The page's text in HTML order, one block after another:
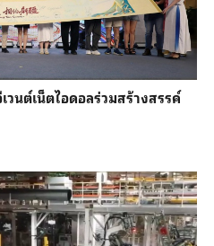
นต์เน็ตไอดอลร่วมสร้างสรรค์